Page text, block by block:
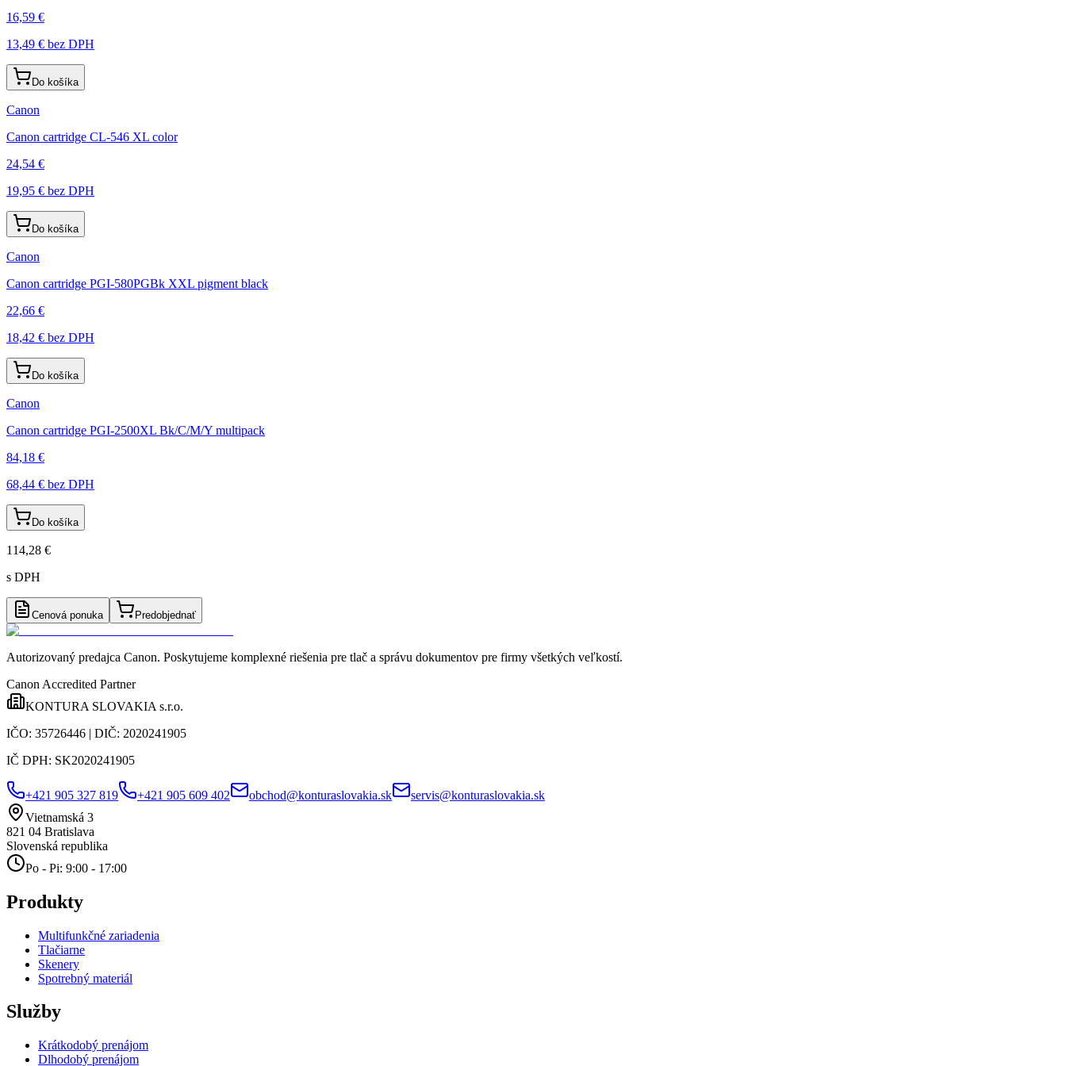
16,59 €
13,49 € bez DPH
Do košíka
Canon
Canon cartridge CL-546 XL color
24,54 €
19,95 € bez DPH
Do košíka
Canon
Canon cartridge PGI-580PGBk XXL pigment black
22,66 €
18,42 € bez DPH
Do košíka
Canon
Canon cartridge PGI-2500XL Bk/C/M/Y multipack
84,18 €
68,44 € bez DPH
Do košíka
114,28 €
s DPH
Cenová ponuka Predobjednať
Autorizovaný predajca Canon. Poskytujeme komplexné riešenia pre tlač a správu dokumentov pre firmy všetkých veľkostí.
Canon Accredited Partner
KONTURA SLOVAKIA s.r.o.
IČO: 35726446 | DIČ: 2020241905
IČ DPH: SK2020241905
+421 905 327 819 +421 905 609 402 obchod@konturaslovakia.sk
servis@konturaslovakia.sk
Vietnamská 3
821 04 Bratislava
Slovenská republika
Po - Pi: 9:00 - 17:00
Produkty
Multifunkčné zariadenia
Tlačiarne
Skenery
Spotrebný materiál
Služby
Krátkodobý prenájom
Dlhodobý prenájom